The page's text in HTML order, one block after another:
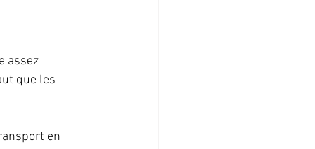
assez
que les
en